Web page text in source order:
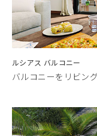
ルシアス バルコニー
バルコニーをリビン